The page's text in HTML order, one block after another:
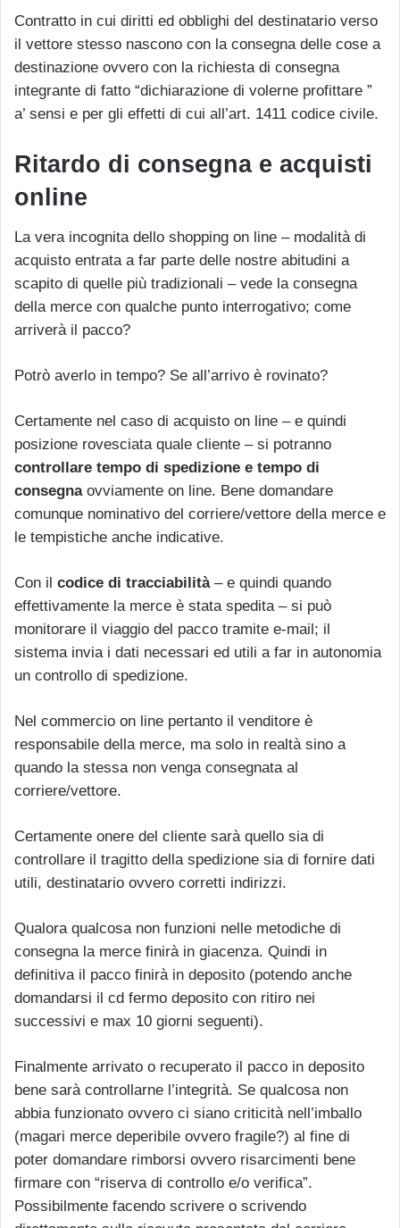
Contratto in cui diritti ed obblighi del destinatario verso
il vettore stesso nascono con la consegna delle cose a
destinazione ovvero con la richiesta di consegna
integrante di fatto “dichiarazione di volerne profittare ”
a’ sensi e per gli effetti di cui all’art. 1411 codice civile.
Ritardo di consegna e acquisti
online
La vera incognita dello shopping on line – modalità di
acquisto entrata a far parte delle nostre abitudini a
scapito di quelle più tradizionali – vede la consegna
della merce con qualche punto interrogativo; come
arriverà il pacco?
Potrò averlo in tempo? Se all’arrivo è rovinato?
Certamente nel caso di acquisto on line – e quindi
posizione rovesciata quale cliente – si potranno
controllare tempo di spedizione e tempo di
consegnaovviamente on line. Bene domandare
comunque nominativo del corriere/vettore della merce e
le tempistiche anche indicative.
Con il codice di tracciabilità– e quindi quando
effettivamente la merce è stata spedita – si può
monitorare il viaggio del pacco tramite e-mail; il
sistema invia i dati necessari ed utili a far in autonomia
un controllo di spedizione.
Nel commercio on line pertanto il venditore è
responsabile della merce, ma solo in realtà sino a
quando la stessa non venga consegnata al
corriere/vettore.
Certamente onere del cliente sarà quello sia di
controllare il tragitto della spedizione sia di fornire dati
utili, destinatario ovvero corretti indirizzi.
Qualora qualcosa non funzioni nelle metodiche di
consegna la merce finirà in giacenza. Quindi in
definitiva il pacco finirà in deposito (potendo anche
domandarsi il cd fermo deposito con ritiro nei
successivi e max 10 giorni seguenti).
Finalmente arrivato o recuperato il pacco in deposito
bene sarà controllarne l’integrità. Se qualcosa non
abbia funzionato ovvero ci siano criticità nell’imballo
(magari merce deperibile ovvero fragile?) al fine di
poter domandare rimborsi ovvero risarcimenti bene
firmare con “riserva di controllo e/o verifica”.
Possibilmente facendo scrivere o scrivendo